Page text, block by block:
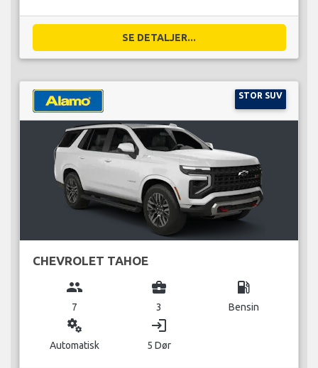
SE DETALJER...
STOR SUV
CHEVROLET TAHOE
group
7
business_center
3
local_gas_station
Bensin
miscellaneous_services
Automatisk
login
5 Dør